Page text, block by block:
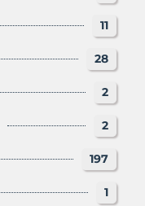
11
28
2
2
197
1